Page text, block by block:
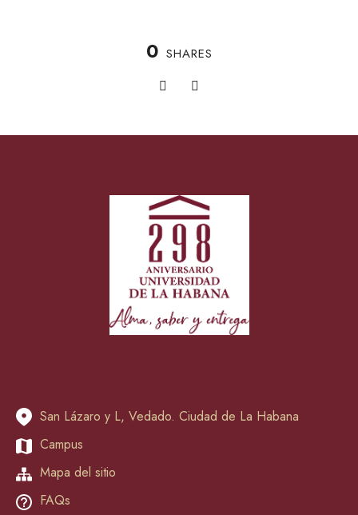
0 SHARES
San Lázaro y L, Vedado. Ciudad de La Habana
Campus
Mapa del sitio
FAQs